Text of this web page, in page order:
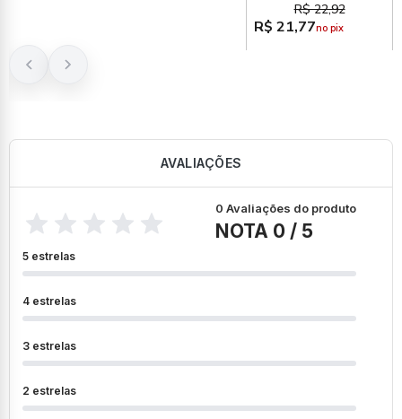
R$ 22,92
R$ 21,77no pix
AVALIAÇÕES
0 Avaliações do produto
NOTA 0 / 5
5 estrelas
4 estrelas
3 estrelas
2 estrelas